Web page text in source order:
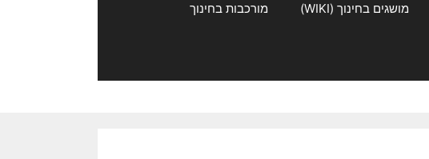
מושגים בחינוך (WIKI) מורכבות בחינוך